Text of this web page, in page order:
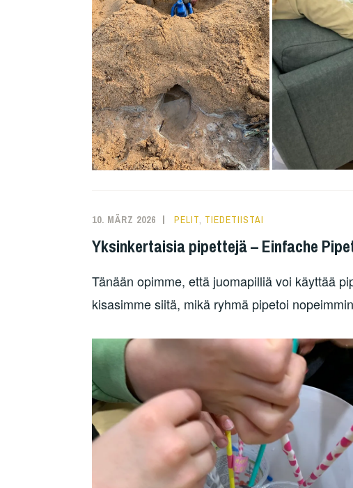
10. MÄRZ 2026 PELIT, TIEDETIISTAI
Yksinkertaisia pipettejä – Einfache
Tänään opimme, että juomapilliä voi käyttää
kisasimme siitä, mikä ryhmä pipetoi